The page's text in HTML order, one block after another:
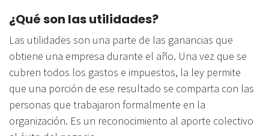
¿Qué son las utilidades?
Las utilidades son una parte de las ganancias que
obtiene una empresa durante el año. Una vez que se
cubren todos los gastos e impuestos, la ley permite
que una porción de ese resultado se comparta con las
personas que trabajaron formalmente en la
organización. Es un reconocimiento al aporte colectivo